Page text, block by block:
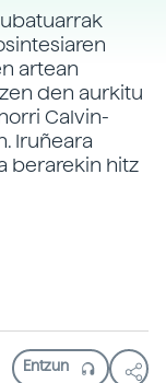
artean
den aurkitu
Calvin-
Iruñeara
berarekin hitz